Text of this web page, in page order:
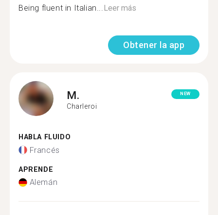
Being fluent in Italian...Leer más
Obtener la app
M.
Charleroi
NEW
HABLA FLUIDO
Francés
APRENDE
Alemán